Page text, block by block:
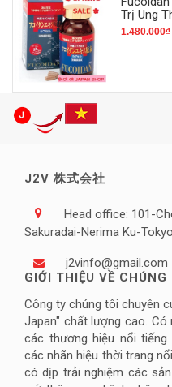
Trị Ung
1.480.000₫
J2V 株式会社
Head office: 101-
Sakuradai-Nerima Ku-
j2vinfo@gmail.com
GIỚI THIỆU VỀ CHÚNG
Công ty chúng tôi chuyên
Japan" chất lượng cao.
các thương hiệu nổi tiếng
các nhãn hiệu thời trang
có dịp trải nghiệm các